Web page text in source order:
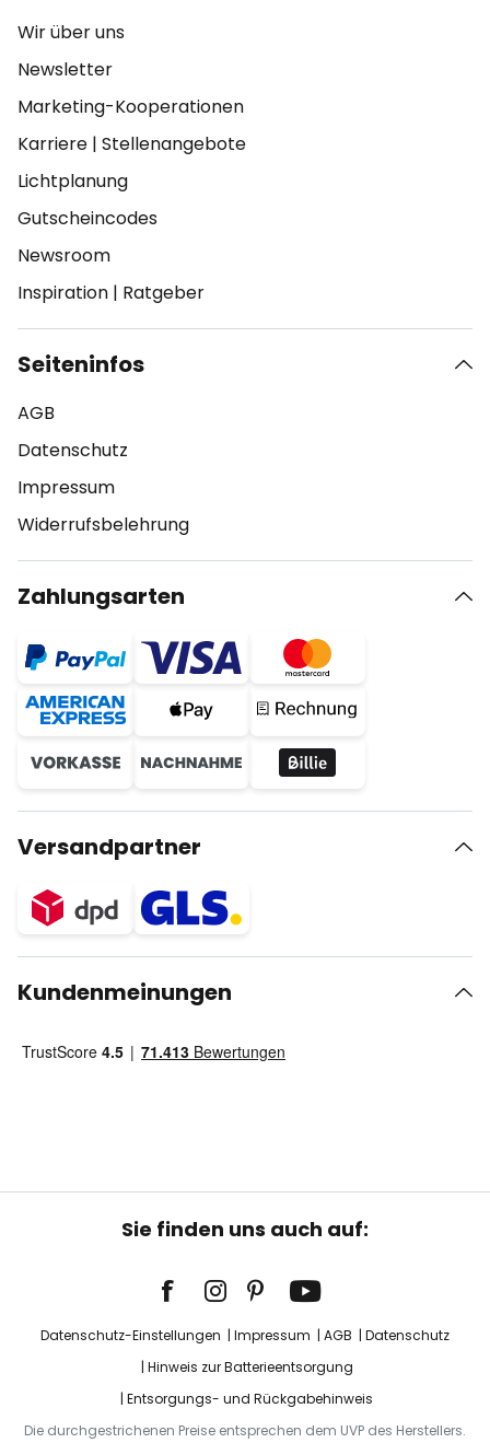
Wir über uns
Newsletter
Marketing-Kooperationen
Karriere | Stellenangebote
Lichtplanung
Gutscheincodes
Newsroom
Inspiration | Ratgeber
Seiteninfos
AGB
Datenschutz
Impressum
Widerrufsbelehrung
Zahlungsarten
Versandpartner
Kundenmeinungen
Sie finden uns auch auf:
Datenschutz-Einstellungen Impressum AGB
Datenschutz
Hinweis zur Batterieentsorgung
Entsorgungs- und Rückgabehinweis
Die durchgestrichenen Preise entsprechen dem UVP des Herstellers.